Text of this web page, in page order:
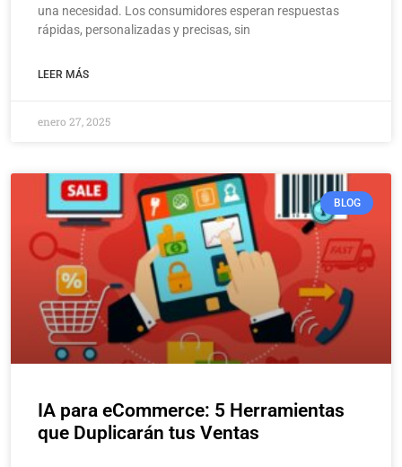
una necesidad. Los consumidores esperan respuestas
rápidas, personalizadas y precisas, sin
LEER MÁS
enero 27, 2025
BLOG
IA para eCommerce: 5 Herramientas
que Duplicarán tus Ventas